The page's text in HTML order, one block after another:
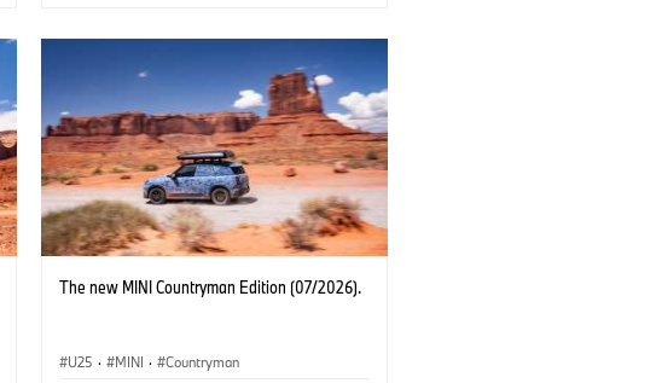
The new MINI Countryman Edition (07/2026).
U25 · MINI · Countryman